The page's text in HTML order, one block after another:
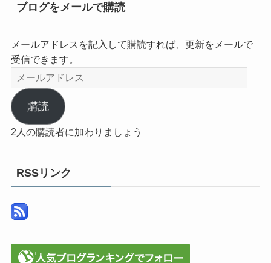
ブログをメールで購読
メールアドレスを記入して購読すれば、更新をメールで
受信できます。
メ
ー
ル
ア
ド
購読
2人の購読者に加わりましょう
RSSリンク